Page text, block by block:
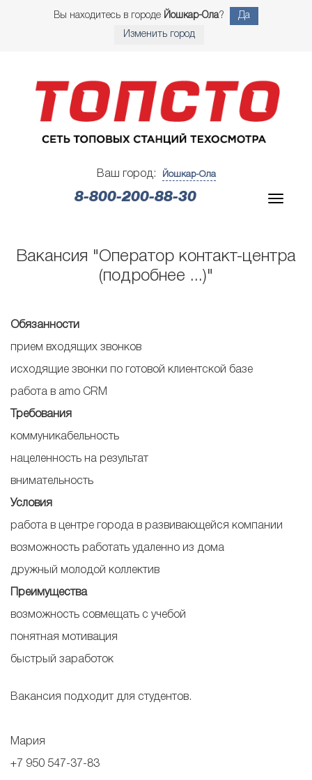
Вы находитесь в городе Йошкар-Ола? Да
Изменить город
Ваш город: Йошкар-Ола
8-800-200-88-30
Вакансия "Оператор контакт-центра
(подробнее ...)"
Обязанности
прием входящих звонков
исходящие звонки по готовой клиентской базе
работа в amo CRM
Требования
коммуникабельность
нацеленность на результат
внимательность
Условия
работа в центре города в развивающейся компании
возможность работать удаленно из дома
дружный молодой коллектив
Преимущества
возможность совмещать с учебой
понятная мотивация
быстрый заработок
Вакансия подходит для студентов.
Мария
+7 950 547-37-83